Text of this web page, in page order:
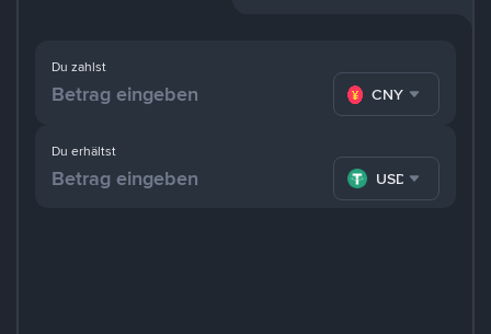
Du zahlst
CNY
Du erhältst
USDT